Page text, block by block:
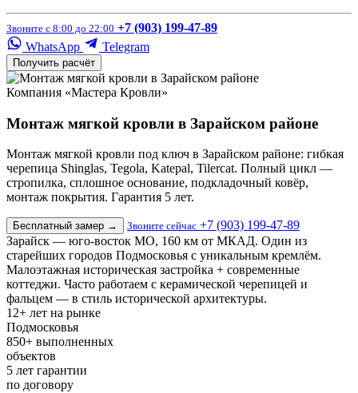
Звоните с 8:00 до 22:00 +7 (903) 199-47-89
WhatsApp
Telegram
Получить расчёт
Компания «Мастера Кровли»
Монтаж мягкой кровли в Зарайском районе
Монтаж мягкой кровли под ключ в Зарайском районе: гибкая
черепица Shinglas, Tegola, Katepal, Tilercat. Полный цикл —
стропилка, сплошное основание, подкладочный ковёр,
монтаж покрытия. Гарантия 5 лет.
Бесплатный замер → Звоните сейчас +7 (903) 199-47-89
Зарайск — юго-восток МО, 160 км от МКАД. Один из
старейших городов Подмосковья с уникальным кремлём.
Малоэтажная историческая застройка + современные
коттеджи. Часто работаем с керамической черепицей и
фальцем — в стиль исторической архитектуры.
12+ лет на рынке
Подмосковья
850+ выполненных
объектов
5 лет гарантии
по договору